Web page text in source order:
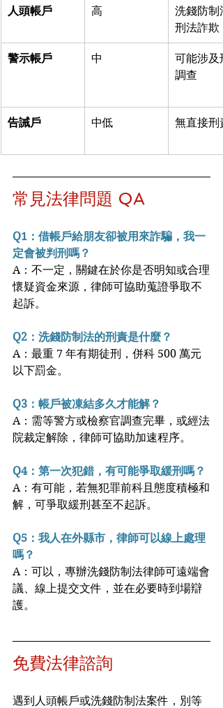
人頭帳戶 高
洗錢防制
刑法詐欺
警示帳戶 中
可能涉及
調查
告誡戶 中低 無直接刑
常見法律問題 QA
Q1：借帳戶給朋友卻被用來詐騙，我一
定會被判刑嗎？
A：不一定，關鍵在於你是否明知或合理
懷疑資金來源，律師可協助蒐證爭取不
起訴。
Q2：洗錢防制法的刑責是什麼？
A：最重 7 年有期徒刑，併科 500 萬元
以下罰金。
Q3：帳戶被凍結多久才能解？
A：需等警方或檢察官調查完畢，或經法
院裁定解除，律師可協助加速程序。
Q4：第一次犯錯，有可能爭取緩刑嗎？
A：有可能，若無犯罪前科且態度積極和
解，可爭取緩刑甚至不起訴。
Q5：我人在外縣市，律師可以線上處理
嗎？
A：可以，專辦洗錢防制法律師可遠端會
議、線上提交文件，並在必要時到場辯
護。
免費法律諮詢
遇到人頭帳戶或洗錢防制法案件，別等